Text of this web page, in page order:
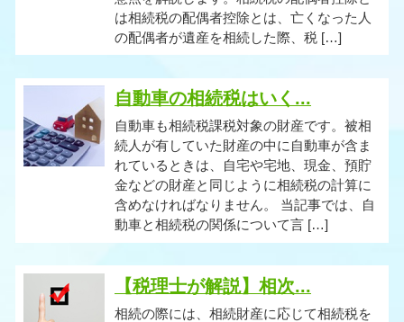
は相続税の配偶者控除とは、亡くなった人
の配偶者が遺産を相続した際、税 […]
自動車の相続税はいく...
自動車も相続税課税対象の財産です。被相
続人が有していた財産の中に自動車が含ま
れているときは、自宅や宅地、現金、預貯
金などの財産と同じように相続税の計算に
含めなければなりません。 当記事では、自
動車と相続税の関係について言 […]
【税理士が解説】相次...
相続の際には、相続財産に応じて相続税を